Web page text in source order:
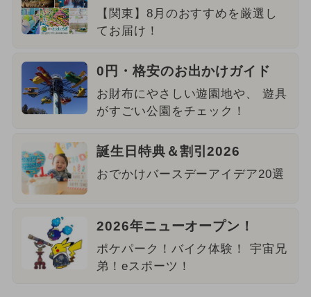
【関東】8月のおすすめを厳選し
てお届け！
0円・格安のお出かけガイド
お財布にやさしい遊園地や、 遊具
がすごい公園をチェック！
誕生日特典＆割引2026
おでかけバースデーアイデア20選
2026年ニューオープン！
ポケパーク！バイク体験！ 宇宙兄
弟！eスポーツ！